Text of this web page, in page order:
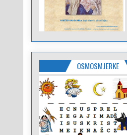
OSMOSMJERKE